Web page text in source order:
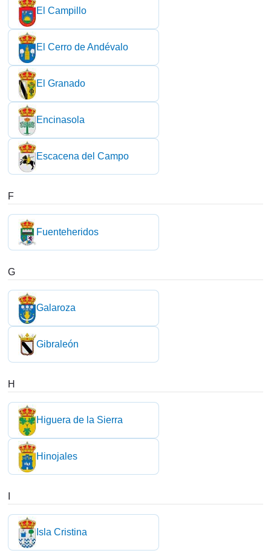
El Campillo
El Cerro de Andévalo
El Granado
Encinasola
Escacena del Campo
F
Fuenteheridos
G
Galaroza
Gibraleón
H
Higuera de la Sierra
Hinojales
Isla Cristina